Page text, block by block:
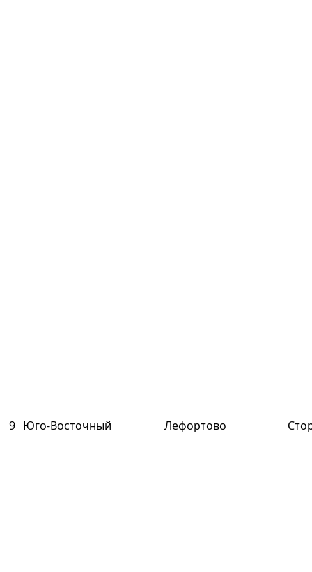
9 Юго-Восточный Лефортово